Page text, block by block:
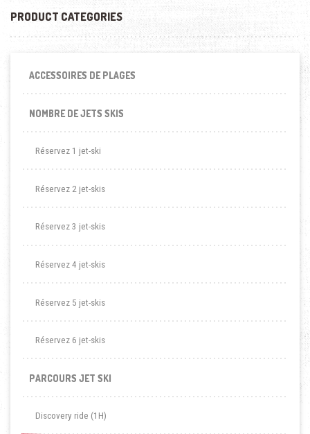
PRODUCT CATEGORIES
ACCESSOIRES DE PLAGES
NOMBRE DE JETS SKIS
Réservez 1 jet-ski
Réservez 2 jet-skis
Réservez 3 jet-skis
Réservez 4 jet-skis
Réservez 5 jet-skis
Réservez 6 jet-skis
PARCOURS JET SKI
Discovery ride (1H)